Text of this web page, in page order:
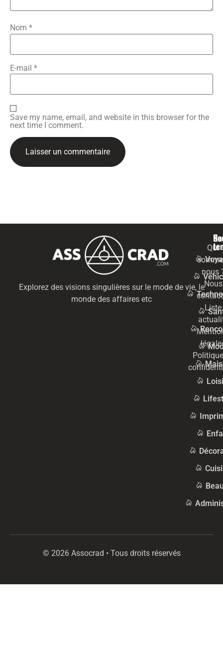
Nom *
E-mail *
Save my name, email, and website in this browser for the
next time I comment.
Explorez des visions singulières sur le mode de vie, le
monde des affaires etc
Qui
nous
Nous
Liste
© 2026 Assocrad • Tous droits réservés